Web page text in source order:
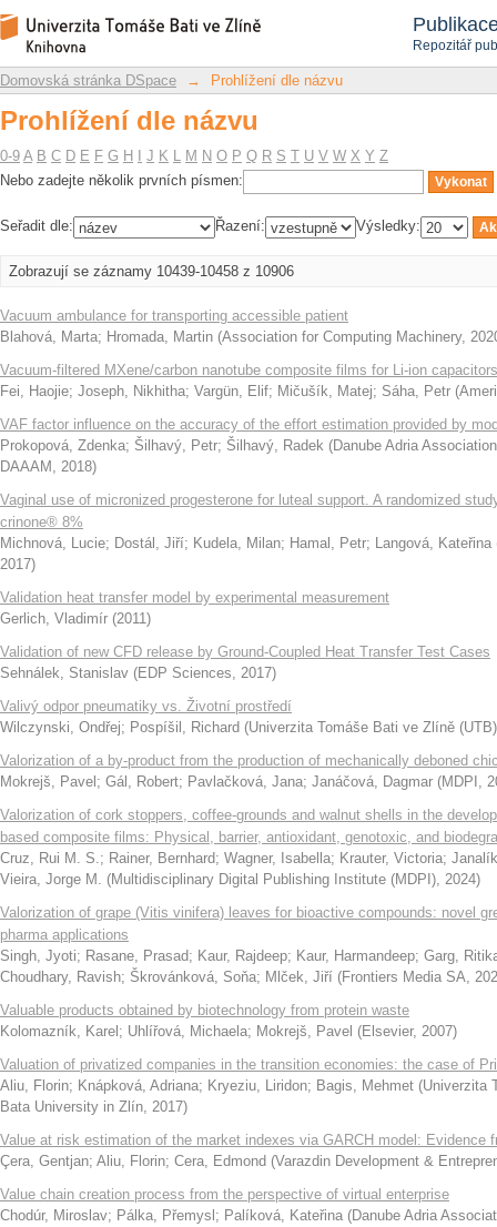
Repozitář
Prohlížení dle názvu
Repozitář DSpace/Manakin
Domovská stránka DSpace → Prohlížení dle názvu
Prohlížení dle názvu
0-9 A B C D E F G H J K L M N O P Q R S T U V W X Y Z
Nebo zadejte několik prvních písmen:
Seřadit dle: Řazení: Výsledky:
Zobrazují se záznamy 10439-10458 z 10906
Vacuum ambulance for transporting accessible patient
Blahová, Marta; Hromada, Martin (Association for Computing Machinery,
Vacuum-filtered MXene/carbon nanotube composite films for Li-ion capacitors
Fei, Haojie; Joseph, Nikhitha; Vargün, Elif; Mičušík, Matej; Sáha, Petr (
VAF factor influence on the accuracy of the effort estimation provided by
Prokopová, Zdenka; Šilhavý, Petr; Šilhavý, Radek (Danube Adria
DAAAM , 2018)
Vaginal use of micronized progesterone for luteal support. A randomized
crinone® 8%
Michnová, Lucie; Dostál, Jiří; Kudela, Milan; Hamal, Petr; Langová, Kateřina
2017)
Validation heat transfer model by experimental measurement
Gerlich, Vladimír (2011)
Validation of new CFD release by Ground-Coupled Heat Transfer Test Cases
Sehnálek, Stanislav (EDP Sciences, 2017)
Valivý odpor pneumatiky vs. Životní prostředí
Wilczynski, Ondřej; Pospíšil, Richard (Univerzita Tomáše Bati ve Zlíně
Valorization of a by-product from the production of mechanically deboned
Mokrejš, Pavel ; Gál, Robert; Pavlačková, Jana; Janáčová, Dagmar (MDPI ,
Valorization of cork stoppers, coffee-grounds and walnut shells in the
based composite films: Physical, barrier, antioxidant, genotoxic, and
Cruz, Rui M. S.; Rainer, Bernhard; Wagner, Isabella; Krauter, Victoria;
Vieira, Jorge M. (Multidisciplinary Digital Publishing Institute (MDPI), 2024)
Valorization of grape (Vitis vinifera) leaves for bioactive compounds: novel
pharma applications
Singh, Jyoti; Rasane, Prasad; Kaur, Rajdeep; Kaur, Harmandeep; Garg,
Choudhary, Ravish; Škrovánková, Soňa; Mlček, Jiří (Frontiers Media SA,
Valuable products obtained by biotechnology from protein waste
Kolomazník, Karel ; Uhlířová, Michaela; Mokrejš, Pavel (Elsevier, 2007)
Valuation of privatized companies in the transition economies: the case of
Aliu, Florin; Knápková, Adriana; Kryeziu, Liridon; Bagis, Mehmet (Univerzita
Bata University in Zlín, 2017)
Value at risk estimation of the market indexes via GARCH model: Evidence
Çera, Gentjan; Aliu, Florin; Cera, Edmond (Varazdin Development &
Value chain creation process from the perspective of virtual enterprise
Chodúr, Miroslav; Pálka, Přemysl ; Palíková, Kateřina (Danube Adria